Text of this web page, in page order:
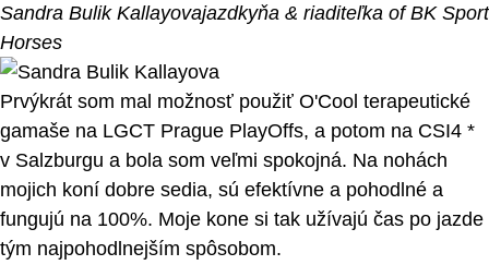
Sandra Bulik Kallayovajazdkyňa & riaditeľka of BK Sport
Horses
Prvýkrát som mal možnosť použiť O'Cool terapeutické
gamaše na LGCT Prague PlayOffs, a potom na CSI4 *
v Salzburgu a bola som veľmi spokojná. Na nohách
mojich koní dobre sedia, sú efektívne a pohodlné a
fungujú na 100%. Moje kone si tak užívajú čas po jazde
tým najpohodlnejším spôsobom.